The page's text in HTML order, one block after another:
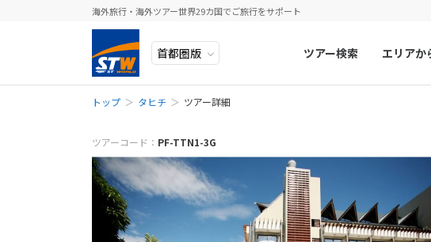
海外旅行・海外ツアー世界29カ国でご旅行をサポート
ツアー検索 エリアか
ヨーロッパ
中近東・トルコ
アフリカ
アジア
ロシア・中央アジア
ベルギー
スイス
ポーランド
人気のテーマ
お得な旅
誰と行く？
目的
トップ タヒチ ツアー詳細
予約・お問い合わせください。
※該当ツアーをご予約・お問
予約・お問い合
ツアーコード： PF-TTN1-3G